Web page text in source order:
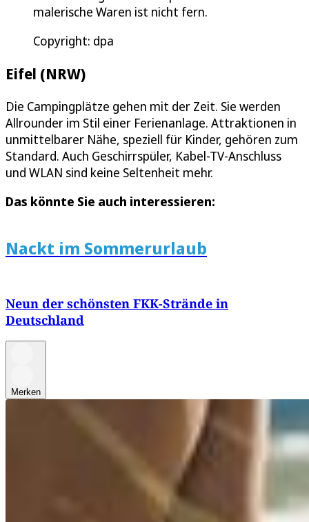
malerische Waren ist nicht fern.
Copyright: dpa
Eifel (NRW)
Die Campingplätze gehen mit der Zeit. Sie werden
Allrounder im Stil einer Ferienanlage. Attraktionen in
unmittelbarer Nähe, speziell für Kinder, gehören zum
Standard. Auch Geschirrspüler, Kabel-TV-Anschluss
und WLAN sind keine Seltenheit mehr.
Das könnte Sie auch interessieren:
Nackt im Sommerurlaub
Neun der schönsten FKK-Strände in
Deutschland
Merken